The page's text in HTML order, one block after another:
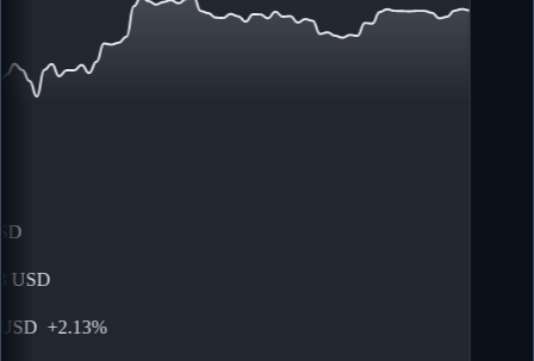
USD
+ 2.13%